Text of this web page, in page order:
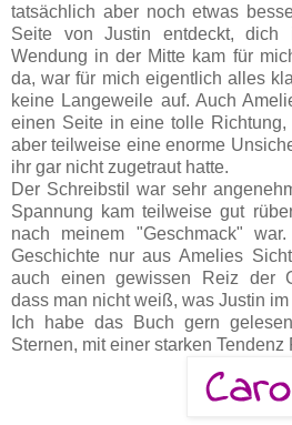
tatsächlich aber noch etwas
Seite von Justin entdeckt, dich
Wendung in der Mitte kam für
da, war für mich eigentlich alles
keine Langeweile auf. Auch
einen Seite in eine tolle
aber teilweise eine enorme
ihr gar nicht zugetraut hatte.
Der Schreibstil war sehr
Spannung kam teilweise gut
nach meinem "Geschmack"
Geschichte nur aus Amelies
auch einen gewissen Reiz der
dass man nicht weiß, was Justin im
Ich habe das Buch gern
Sternen, mit einer starken Tendenz